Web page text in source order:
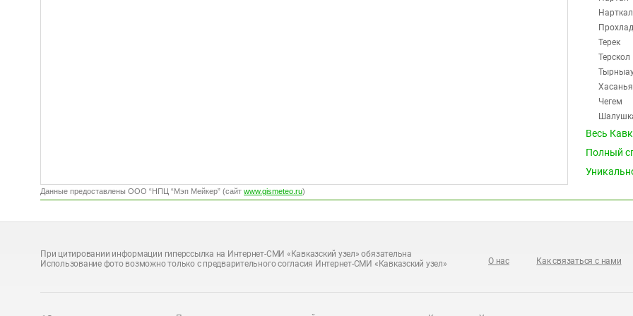
Терек
Терскол
Хасанья
Чегем
Эльбрус
Калмыкия
Весь
Полный
Данные предоставлены ООО “НПЦ “Мэп Мейкер” (сайт www.gismeteo.ru)
При цитировании информации гиперссылка на Интернет-СМИ «Кавказский узел» обязательна
Использование фото возможно только с предварительного согласия Интернет-СМИ «Кавказский узел»
О нас Как связаться с нами